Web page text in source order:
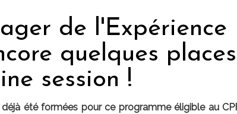
de l'Expérience
quelques places
session !
été formées pour ce programme éligible au